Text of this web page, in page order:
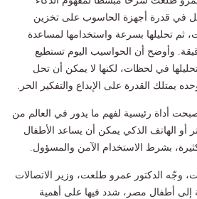
في قدرة أجهزة الحاسوب على تخزين
تحليلها بسرعة واستخدامها لمساعدة
وأوضح أن الحواسيب اليوم تستطيع
في لحظات، لكنها لا يمكن أن تحل
يمتلك القدرة على الإبداع والتفكير الحر.
أصبحت أداة رئيسية لفهم ما يدور في العالم من
أو الهاتف الذكي يمكن أن يساعد الأطفال
بشرط الاستخدام الآمن والمسؤول.
وجّه الدكتور عمرو طلعت، وزير الاتصالات
إلى أطفال مصر، شدد فيها على أهمية